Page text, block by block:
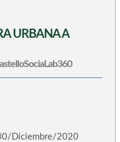
URBANA A
Diciembre/2020